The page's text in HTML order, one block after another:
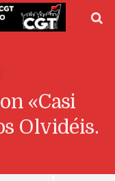
«casi
Olvidéis.